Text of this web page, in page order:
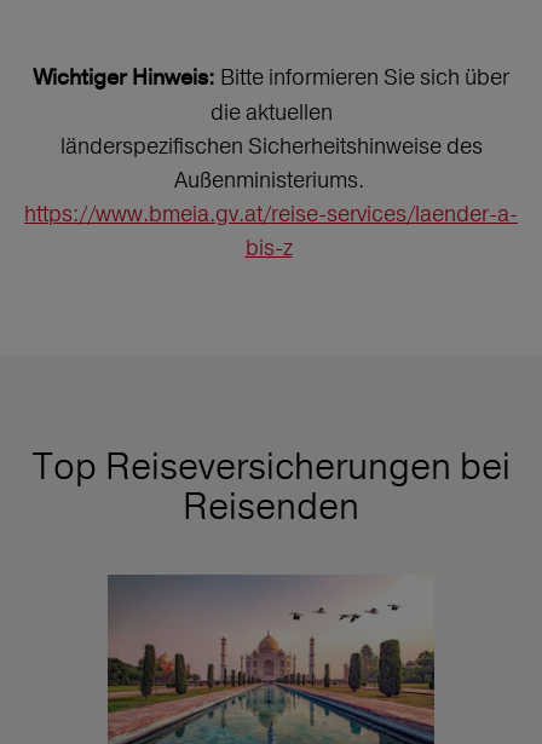
Wichtiger Hinweis: Bitte informieren Sie sich über
die aktuellen
länderspezifischen Sicherheitshinweise des
Außenministeriums.
https://www.bmeia.gv.at/reise-services/laender-a-
bis-z
Top Reiseversicherungen bei
Reisenden